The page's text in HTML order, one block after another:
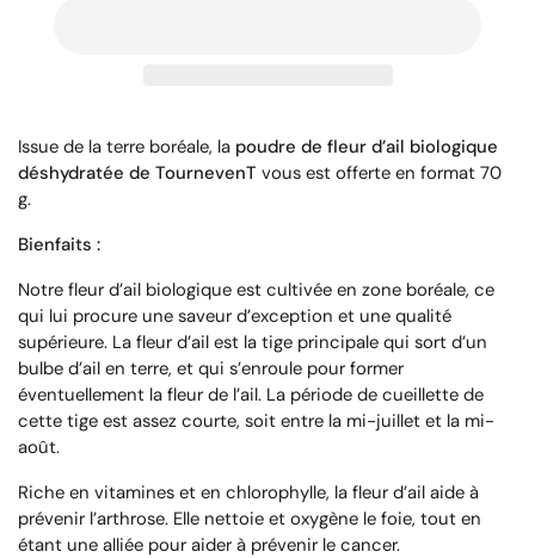
Issue de la terre boréale, la poudre de fleur d’ail biologique
déshydratée de TournevenT vous est offerte en format 70
g.
Bienfaits :
Notre fleur d’ail biologique est cultivée en zone boréale, ce
qui lui procure une saveur d’exception et une qualité
supérieure. La fleur d’ail est la tige principale qui sort d’un
bulbe d’ail en terre, et qui s’enroule pour former
éventuellement la fleur de l’ail. La période de cueillette de
cette tige est assez courte, soit entre la mi-juillet et la mi-
août.
Riche en vitamines et en chlorophylle, la fleur d’ail aide à
prévenir l’arthrose. Elle nettoie et oxygène le foie, tout en
étant une alliée pour aider à prévenir le cancer.